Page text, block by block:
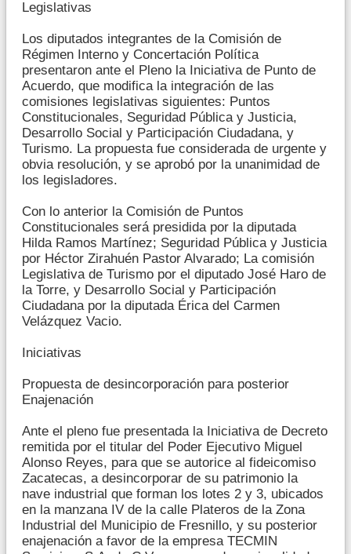
Legislativas
Los diputados integrantes de la Comisión de
Régimen Interno y Concertación Política
presentaron ante el Pleno la Iniciativa de Punto de
Acuerdo, que modifica la integración de las
comisiones legislativas siguientes: Puntos
Constitucionales, Seguridad Pública y Justicia,
Desarrollo Social y Participación Ciudadana, y
Turismo. La propuesta fue considerada de urgente y
obvia resolución, y se aprobó por la unanimidad de
los legisladores.
Con lo anterior la Comisión de Puntos
Constitucionales será presidida por la diputada
Hilda Ramos Martínez; Seguridad Pública y Justicia
por Héctor Zirahuén Pastor Alvarado; La comisión
Legislativa de Turismo por el diputado José Haro de
la Torre, y Desarrollo Social y Participación
Ciudadana por la diputada Érica del Carmen
Velázquez Vacio.
Iniciativas
Propuesta de desincorporación para posterior
Enajenación
Ante el pleno fue presentada la Iniciativa de Decreto
remitida por el titular del Poder Ejecutivo Miguel
Alonso Reyes, para que se autorice al fideicomiso
Zacatecas, a desincorporar de su patrimonio la
nave industrial que forman los lotes 2 y 3, ubicados
en la manzana IV de la calle Plateros de la Zona
Industrial del Municipio de Fresnillo, y su posterior
enajenación a favor de la empresa TECMIN